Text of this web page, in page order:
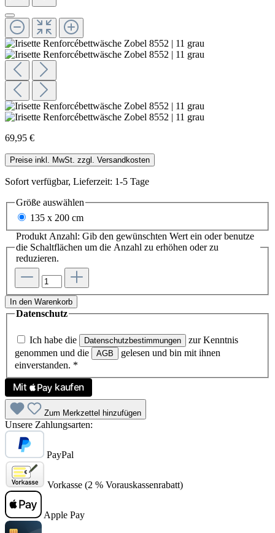
69,95 €
Preise inkl. MwSt. zzgl. Versandkosten
Sofort verfügbar, Lieferzeit: 1-5 Tage
Größe auswählen
135 x 200 cm
Produkt Anzahl: Gib den gewünschten Wert ein oder benutze
die Schaltflächen um die Anzahl zu erhöhen oder zu
reduzieren.
In den Warenkorb
Datenschutz
Ich habe die Datenschutzbestimmungen
zur Kenntnis
genommen und die
AGB
gelesen und bin mit ihnen
einverstanden. *
Zum Merkzettel hinzufügen
Unsere Zahlungsarten:
PayPal
Vorkasse (2 % Vorauskassenrabatt)
Apple Pay